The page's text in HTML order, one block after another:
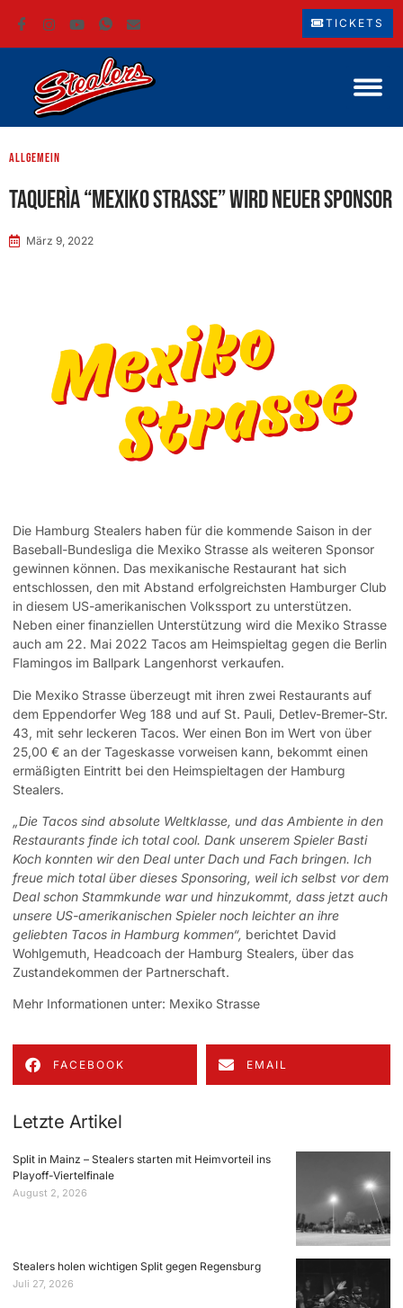
TICKETS
Allgemein
Taquerìa “Mexiko Strasse” wird neuer Sponsor
März 9, 2022
Die Hamburg Stealers haben für die kommende Saison in der
Baseball-Bundesliga die Mexiko Strasse als weiteren Sponsor
gewinnen können. Das mexikanische Restaurant hat sich
entschlossen, den mit Abstand erfolgreichsten Hamburger Club
in diesem US-amerikanischen Volkssport zu unterstützen.
Neben einer finanziellen Unterstützung wird die Mexiko Strasse
auch am 22. Mai 2022 Tacos am Heimspieltag gegen die Berlin
Flamingos im Ballpark Langenhorst verkaufen.
Die Mexiko Strasse überzeugt mit ihren zwei Restaurants auf
dem Eppendorfer Weg 188 und auf St. Pauli, Detlev-Bremer-Str.
43, mit sehr leckeren Tacos. Wer einen Bon im Wert von über
25,00 € an der Tageskasse vorweisen kann, bekommt einen
ermäßigten Eintritt bei den Heimspieltagen der Hamburg
Stealers.
„Die Tacos sind absolute Weltklasse, und das Ambiente in den
Restaurants finde ich total cool. Dank unserem Spieler Basti
Koch konnten wir den Deal unter Dach und Fach bringen. Ich
freue mich total über dieses Sponsoring, weil ich selbst vor dem
Deal schon Stammkunde war und hinzukommt, dass jetzt auch
unsere US-amerikanischen Spieler noch leichter an ihre
geliebten Tacos in Hamburg kommen“, berichtet David
Wohlgemuth, Headcoach der Hamburg Stealers, über das
Zustandekommen der Partnerschaft.
Mehr Informationen unter: Mexiko Strasse
FACEBOOK EMAIL
Letzte Artikel
Split in Mainz – Stealers starten mit Heimvorteil ins
Playoff-Viertelfinale
August 2, 2026
Stealers holen wichtigen Split gegen Regensburg
Juli 27, 2026